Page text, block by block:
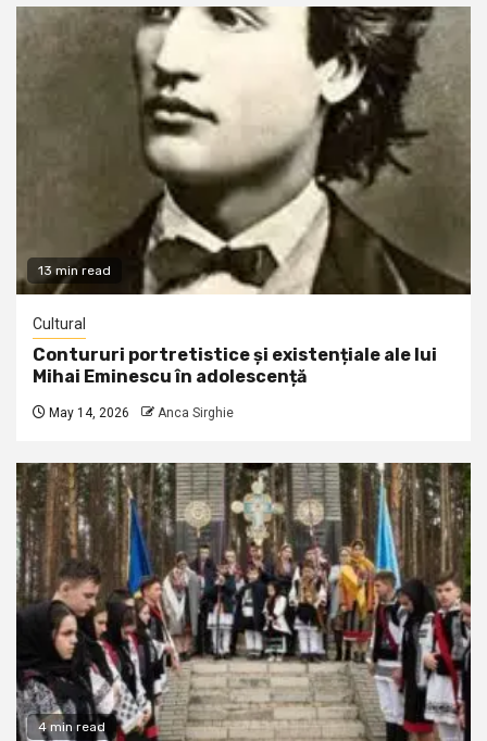
13 min read
Cultural
Contururi portretistice și existențiale ale lui
Mihai Eminescu în adolescență
May 14, 2026 Anca Sirghie
4 min read